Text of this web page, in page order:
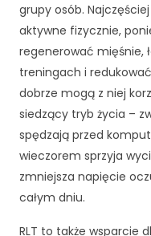
grupy osób.
aktywne fizycznie,
regenerować mięśnie,
treningach i
dobrze mogą z niej
siedzący tryb życia –
spędzają przed
wieczorem sprzyja
zmniejsza napięcie
całym dniu.
RLT to także wsparcie
f
u
k
c
j
o
o
w
a
n
a